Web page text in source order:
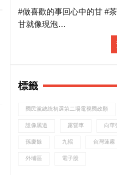
|【茶裏王帶你看見第N
種人生】
#做喜歡的事回心中的甘 #
甘就像現泡
有單一的「辦公室形式」
自己「喜歡的事」
想知道他們到底嚮往怎樣的
有一種回甘，不只在味蕾裡
標籤
國民黨總統初選第二場電視國政願
誰像黑道 露營車 向華
孫慶餘 九褔 台灣蓮霧
外埔區 電子股